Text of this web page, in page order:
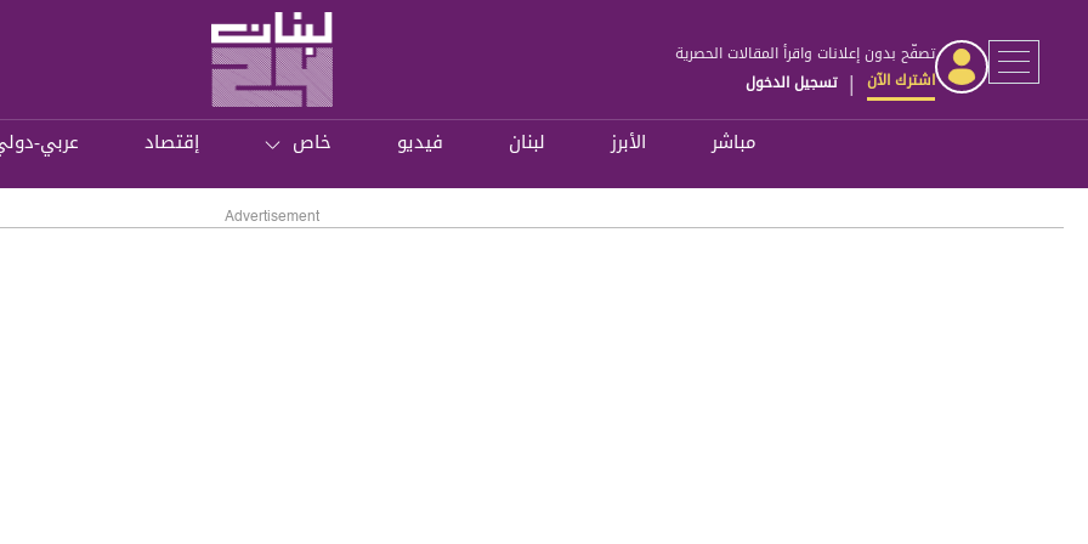
تصفّح بدون إعلانات واقرأ المقالات الحصرية
اشترك الآن | تسجيل الدخول
مباشر الأبرز لبنان فيديو خاص إقتصاد عربي-
Advertisement